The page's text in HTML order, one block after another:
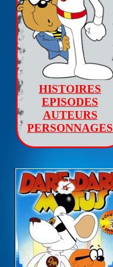
HISTOIRES
EPISODES
AUTEURS
PERSONNAGES